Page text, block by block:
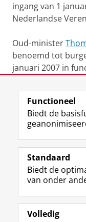
ingang van 1
Nederlandse
Oud-minister
benoemd tot
januari 2007 in
Laatst gewijzigd:
Volg
Studiekiezers
Alumni
Functioneel
Biedt de
Standaard
Biedt de
van onder
Volledig